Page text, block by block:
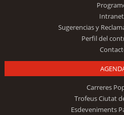
Sugerencias y
Perfil del
Carreres
Trofeus Ciutat
Esdeveniments